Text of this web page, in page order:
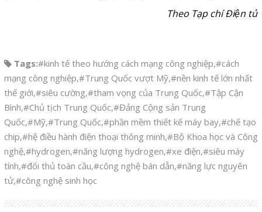
Theo Tạp chí Điện tử
Tags:#kinh tế theo hướng cách mạng công nghiệp,#cách
mạng công nghiệp,#Trung Quốc vượt Mỹ,#nền kinh tế lớn nhất
thế giới,#siêu cường,#tham vọng của Trung Quốc,#Tập Cận
Bình,#Chủ tịch Trung Quốc,#Đảng Cộng sản Trung
Quốc,#Mỹ,#Trung Quốc,#phần mềm thiết kế máy bay,#chế tạo
chip,#hệ điều hành điện thoại thông minh,#Bộ Khoa học và Công
nghệ,#hydrogen,#năng lượng hydrogen,#xe điện,#siêu máy
tính,#đối thủ toàn cầu,#công nghệ bán dẫn,#năng lực nguyên
tử,#công nghệ sinh học